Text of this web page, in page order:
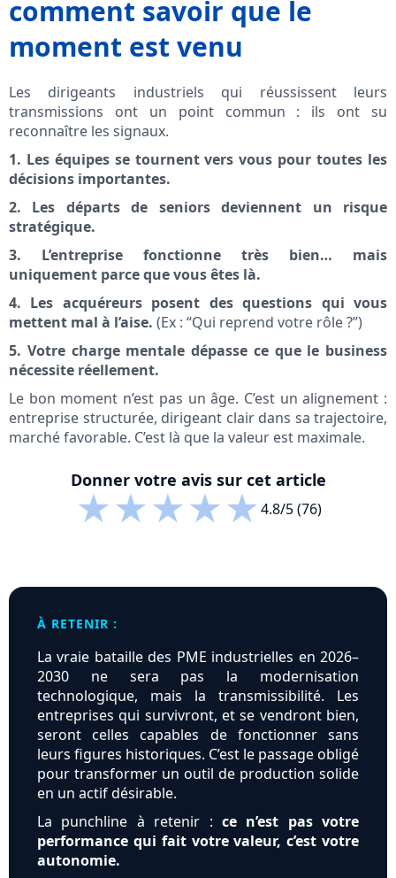
comment savoir que le
moment est venu
Les dirigeants industriels qui réussissent leurs
transmissions ont un point commun : ils ont su
reconnaître les signaux.
1. Les équipes se tournent vers vous pour toutes les
décisions importantes.
2. Les départs de seniors deviennent un risque
stratégique.
3. L’entreprise fonctionne très bien… mais
uniquement parce que vous êtes là.
4. Les acquéreurs posent des questions qui vous
mettent mal à l’aise. (Ex : “Qui reprend votre rôle ?”)
5. Votre charge mentale dépasse ce que le business
nécessite réellement.
Le bon moment n’est pas un âge. C’est un alignement :
entreprise structurée, dirigeant clair dans sa trajectoire,
marché favorable. C’est là que la valeur est maximale.
Donner votre avis sur cet article
★★★★★4.8/5 (76)
À RETENIR :
La vra​​ie bataille des PME industrielles en 2026–
2030 ne sera pas la modernisation
technologique, mais la transmissibilité. Les
entreprises qui survivront, et se vendront bien,
seront celles capables de fonctionner sans
leurs figures historiques. C’est le passage obligé
pour transformer un outil de production solide
en un actif désirable.
La punchline à retenir : ce n’est pas votre
performance qui fait votre valeur, c’est votre
autonomie.